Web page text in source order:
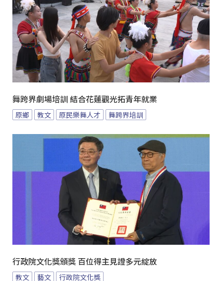
舞跨界劇場培訓 結合花蓮觀光拓青年就業
原鄉 教文 原民樂舞人才 舞跨界培訓
行政院文化獎頒獎 百位得主見證多元綻放
教文 藝文 行政院文化獎